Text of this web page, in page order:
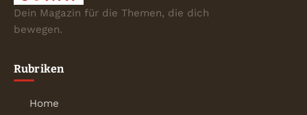
Dein Magazin für die Themen, die dich
bewegen.
Rubriken
Home